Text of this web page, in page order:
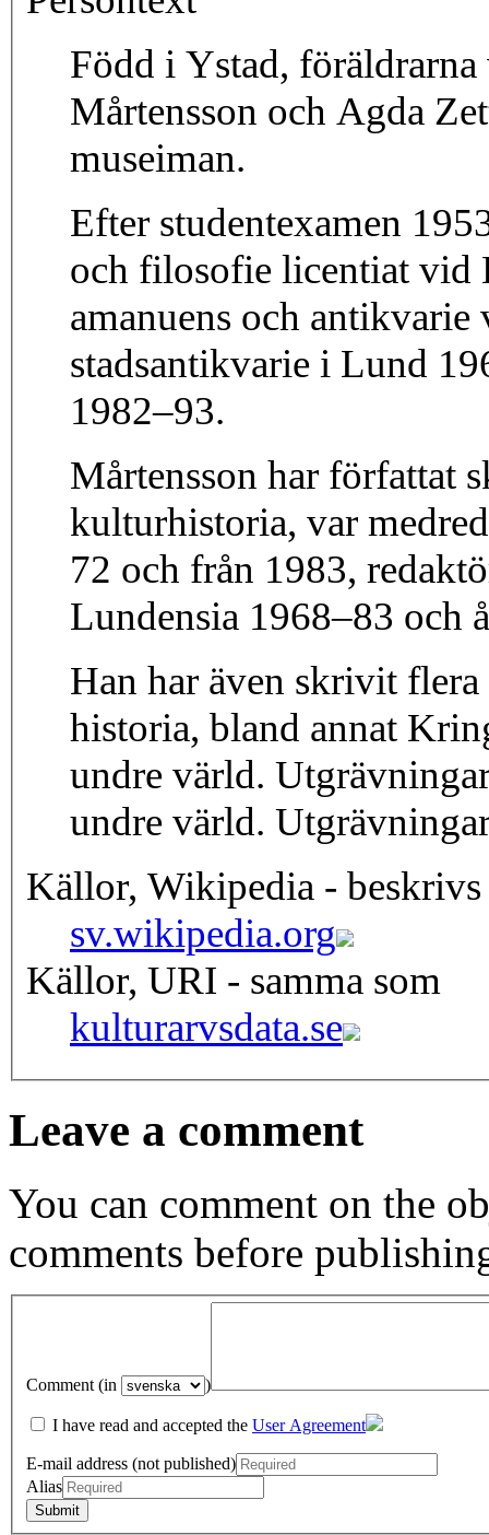
Född i Ystad,
Mårtensson och Agda
museiman.
Efter studentexamen
och filosofie licentiat vid
amanuens och
stadsantikvarie i Lund
1982–93.
Mårtensson har författat
kulturhistoria, var
72 och från 1983,
Lundensia 1968–83 och
Han har även skrivit
historia, bland annat
undre värld.
undre värld.
Källor, Wikipedia - beskrivs
sv.wikipedia.org
Källor, URI - samma som
kulturarvsdata.se
Leave a comment
You can comment on the
comments before
Comment (in )
I have read and accepted the User Agreement
E-mail address (not published)
Alias